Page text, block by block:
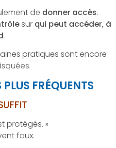
de donner accès.
sur qui peut accéder, à
.
pratiques sont encore
PLUS FRÉQUENTS
protégés. »
faux.